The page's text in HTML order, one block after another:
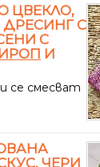
ЦВЕКЛО,
С
С
И
се смесват
ЧЕРИ